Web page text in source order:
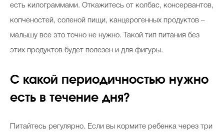
есть килограммами. Откажитесь от колбас, консервантов,
копченостей, соленой пищи, канцерогенных продуктов –
малышу все это точно не нужно. Такой тип питания без
этих продуктов будет полезен и для фигуры.
С какой периодичностью нужно
есть в течение дня?
Питайтесь регулярно. Если вы кормите ребенка через три